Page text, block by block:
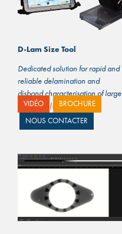
D-Lam Size Tool
Dedicated solution for rapid and
reliable delamination and
disbond characterisation of large
structures (suite…)
VIDÉO
BROCHURE
NOUS CONTACTER